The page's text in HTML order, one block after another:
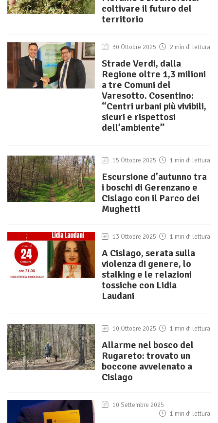
coltivare il futuro del
territorio
30 Ottobre 2025 2 min di lettura
Strade Verdi, dalla
Regione oltre 1,3 milioni
a tre Comuni del
Varesotto. Cosentino:
“Centri urbani più vivibili,
sicuri e rispettosi
dell’ambiente”
15 Ottobre 2025 1 min di lettura
Escursione d’autunno tra
i boschi di Gerenzano e
Cislago con il Parco dei
Mughetti
13 Ottobre 2025 1 min di lettura
A Cislago, serata sulla
violenza di genere, lo
stalking e le relazioni
tossiche con Lidia
Laudani
10 Ottobre 2025 1 min di lettura
Allarme nel bosco del
Rugareto: trovato un
boccone avvelenato a
Cislago
10 Settembre 2025
1 min di lettura